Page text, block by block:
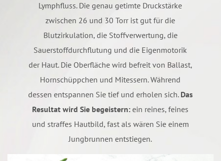
Lymphfluss. Die genau getimte Druckstärke
zwischen 26 und 30 Torr ist gut für die
Blutzirkulation, die Stoffverwertung, die
Sauerstoffdurchflutung und die Eigenmotorik
der Haut. Die Oberfläche wird befreit von Ballast,
Hornschüppchen und Mitessern. Während
dessen entspannen Sie tief und erholen sich. Das
Resultat wird Sie begeistern: ein reines, feines
und straffes Hautbild, fast als wären Sie einem
Jungbrunnen entstiegen.